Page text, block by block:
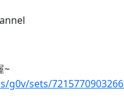
~
sets/